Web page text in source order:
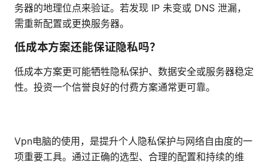
务器的地理位点来验证。若发现 IP 未变或 DNS 泄漏，
需重新配置或更换服务器。
低成本方案还能保证隐私吗？
低成本方案更可能牺牲隐私保护、数据安全或服务器稳定
性。投资一个信誉良好的付费方案通常更可靠。
Vpn电脑的使用，是提升个人隐私保护与网络自由度的一
项重要工具。通过正确的选型、合理的配置和持续的维